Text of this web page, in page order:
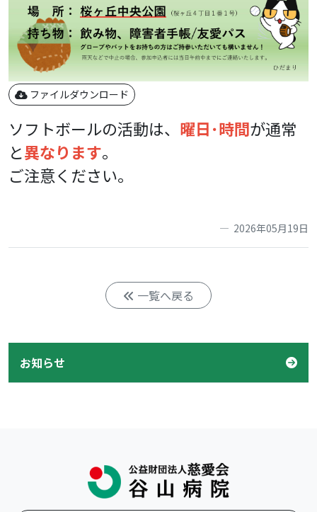
ファイルダウンロード
ソフトボールの活動は、 曜日･時間が通常
と異なります。
ご注意ください。
2026年05月19日
一覧へ戻る
お知らせ